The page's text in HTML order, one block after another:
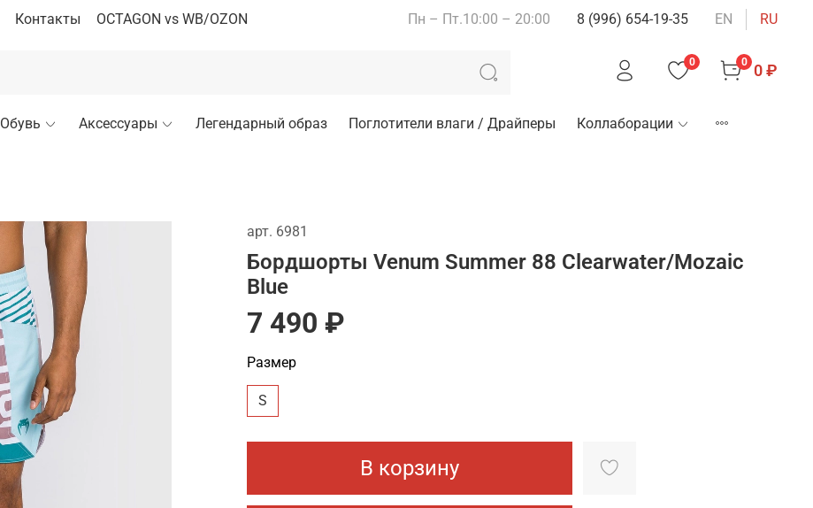
Контакты OCTAGON vs WB/OZON Пн – Пт.10:00 – 20:00 8 (996) 654-19-35 EN RU
0 0 0 ₽
Обувь Аксессуары Легендарный образ Поглотители влаги / Драйперы Коллаборации
арт. 6981
Бордшорты Venum Summer 88 Clearwater/Mozaic
Blue
7 490 ₽
В корзину
Размер
S